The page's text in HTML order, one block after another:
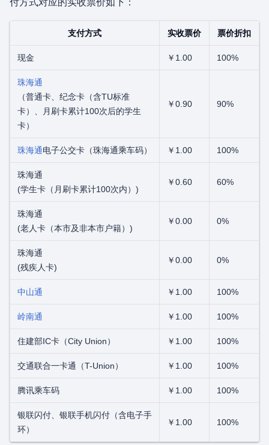
付方式对应的实收票价如下：
支付方式 实收票价 票价折扣
现金 ￥1.00 100%
珠海通
（普通卡、纪念卡（含TU标准
卡）、月刷卡累计100次后的学生
卡）
￥0.90 90%
珠海通电子公交卡（珠海通乘车码） ￥1.00 100%
珠海通
(学生卡（月刷卡累计100次内）)
￥0.60 60%
珠海通
(老人卡（本市及非本市户籍）)
￥0.00 0%
珠海通
(残疾人卡)
￥0.00 0%
中山通 ￥1.00 100%
岭南通 ￥1.00 100%
住建部IC卡（City Union） ￥1.00 100%
交通联合一卡通（T-Union） ￥1.00 100%
腾讯乘车码 ￥1.00 100%
银联闪付、银联手机闪付（含电子手
环）
￥1.00 100%